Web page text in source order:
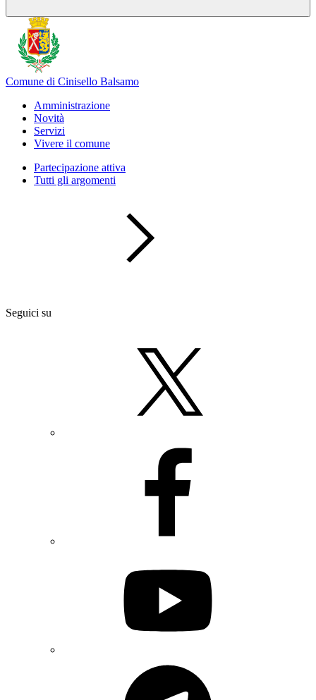
Comune di Cinisello Balsamo
Amministrazione
Novità
Servizi
Vivere il comune
Partecipazione attiva
Tutti gli argomenti
Seguici su